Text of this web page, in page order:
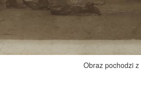
Obraz pochodzi z